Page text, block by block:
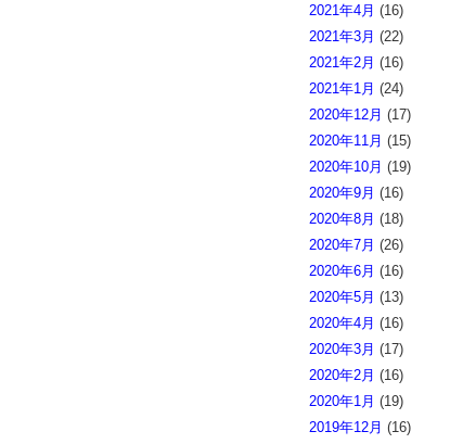
2021年4月 (16)
2021年3月 (22)
2021年2月 (16)
2021年1月 (24)
2020年12月 (17)
2020年11月 (15)
2020年10月 (19)
2020年9月 (16)
2020年8月 (18)
2020年7月 (26)
2020年6月 (16)
2020年5月 (13)
2020年4月 (16)
2020年3月 (17)
2020年2月 (16)
2020年1月 (19)
2019年12月 (16)